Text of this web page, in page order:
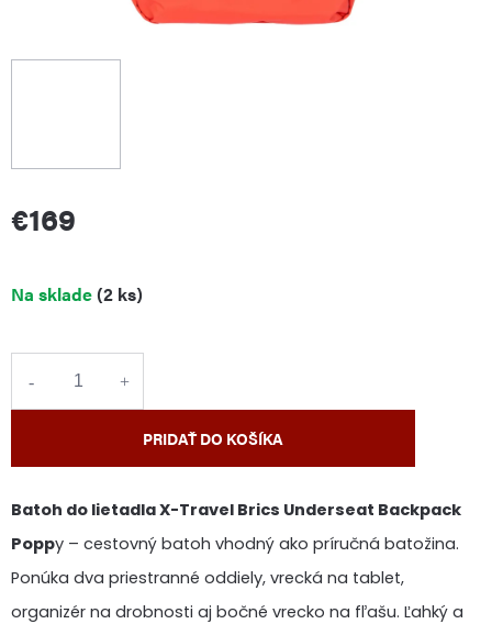
€169
Jednotková
cena:
Na sklade(2 ks)
PRIDAŤ DO KOŠÍKA
Batoh do lietadla X-Travel Brics Underseat Backpack
Poppy – cestovný batoh vhodný ako príručná batožina.
Ponúka dva priestranné oddiely, vrecká na tablet,
organizér na drobnosti aj bočné vrecko na fľašu. Ľahký a